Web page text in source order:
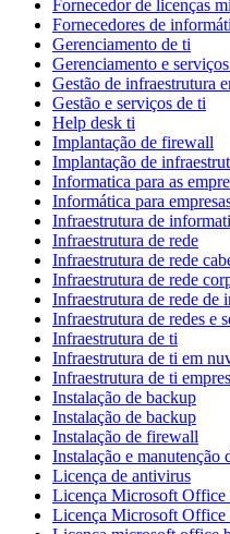
Fornecedor de licenças
Fornecedores de
Gerenciamento de ti
Gerenciamento e
Gestão de infraestrutura
Gestão e serviços de ti
Help desk ti
Implantação de firewall
Implantação de
Informatica para as
Informática para
Infraestrutura de
Infraestrutura de rede
Infraestrutura de rede
Infraestrutura de rede
Infraestrutura de rede de
Infraestrutura de redes e
Infraestrutura de ti
Infraestrutura de ti em
Infraestrutura de ti
Instalação de backup
Instalação de backup
Instalação de firewall
Instalação e manutenção
Licença de antivirus
Licença Microsoft Office
Licença Microsoft Office